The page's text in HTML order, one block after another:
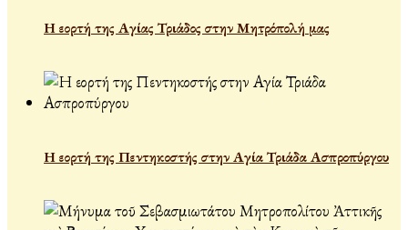
Η εορτή της Αγίας Τριάδος στην Μητρόπολή μας
Η εορτή της Πεντηκοστής στην Αγία Τριάδα Ασπροπύργου